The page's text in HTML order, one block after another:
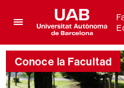
aquí
para
desplegar
el
Universitat
Autònoma
de
Conoce la Facultad